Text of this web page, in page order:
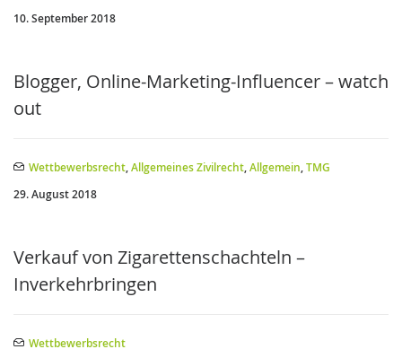
10. September 2018
Blogger, Online-Marketing-Influencer – watch
out
Wettbewerbsrecht,Allgemeines Zivilrecht,Allgemein,TMG
29. August 2018
Verkauf von Zigarettenschachteln –
Inverkehrbringen
Wettbewerbsrecht